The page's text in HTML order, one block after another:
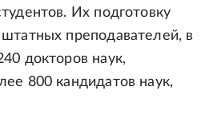
Их подготовку
преподавателей, в
докторов наук,
800 кандидатов наук,